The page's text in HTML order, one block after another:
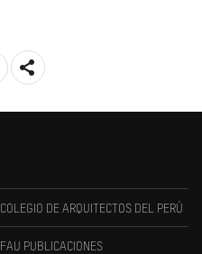
COLEGIO DE ARQUITECTOS DEL PERÚ
FAU PUBLICACIONES